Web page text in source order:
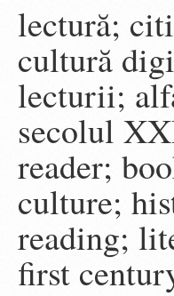
lectură;
cultură
lecturii;
secolul
reader;
culture;
reading;
first